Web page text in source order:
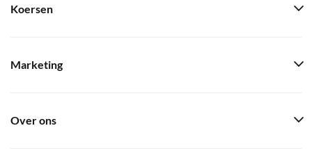
Koersen
Marketing
Over ons